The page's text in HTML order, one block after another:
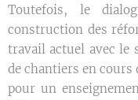
Toutefois, le
construction des
travail actuel avec le
de chantiers en cours
pour un